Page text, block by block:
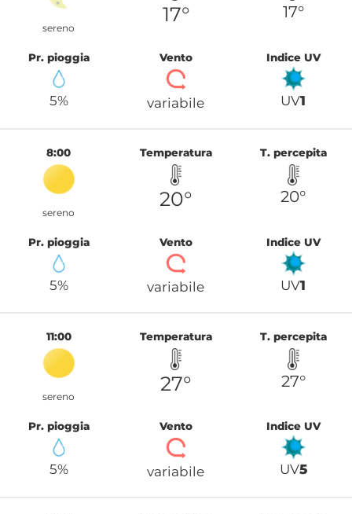
sereno
17° 17°
Pr. pioggia Vento Indice UV
5% variabile UV1
8:00 Temperatura T. percepita
sereno
20° 20°
Pr. pioggia Vento Indice UV
5% variabile UV1
11:00 Temperatura T. percepita
sereno
27° 27°
Pr. pioggia Vento Indice UV
5% variabile UV5